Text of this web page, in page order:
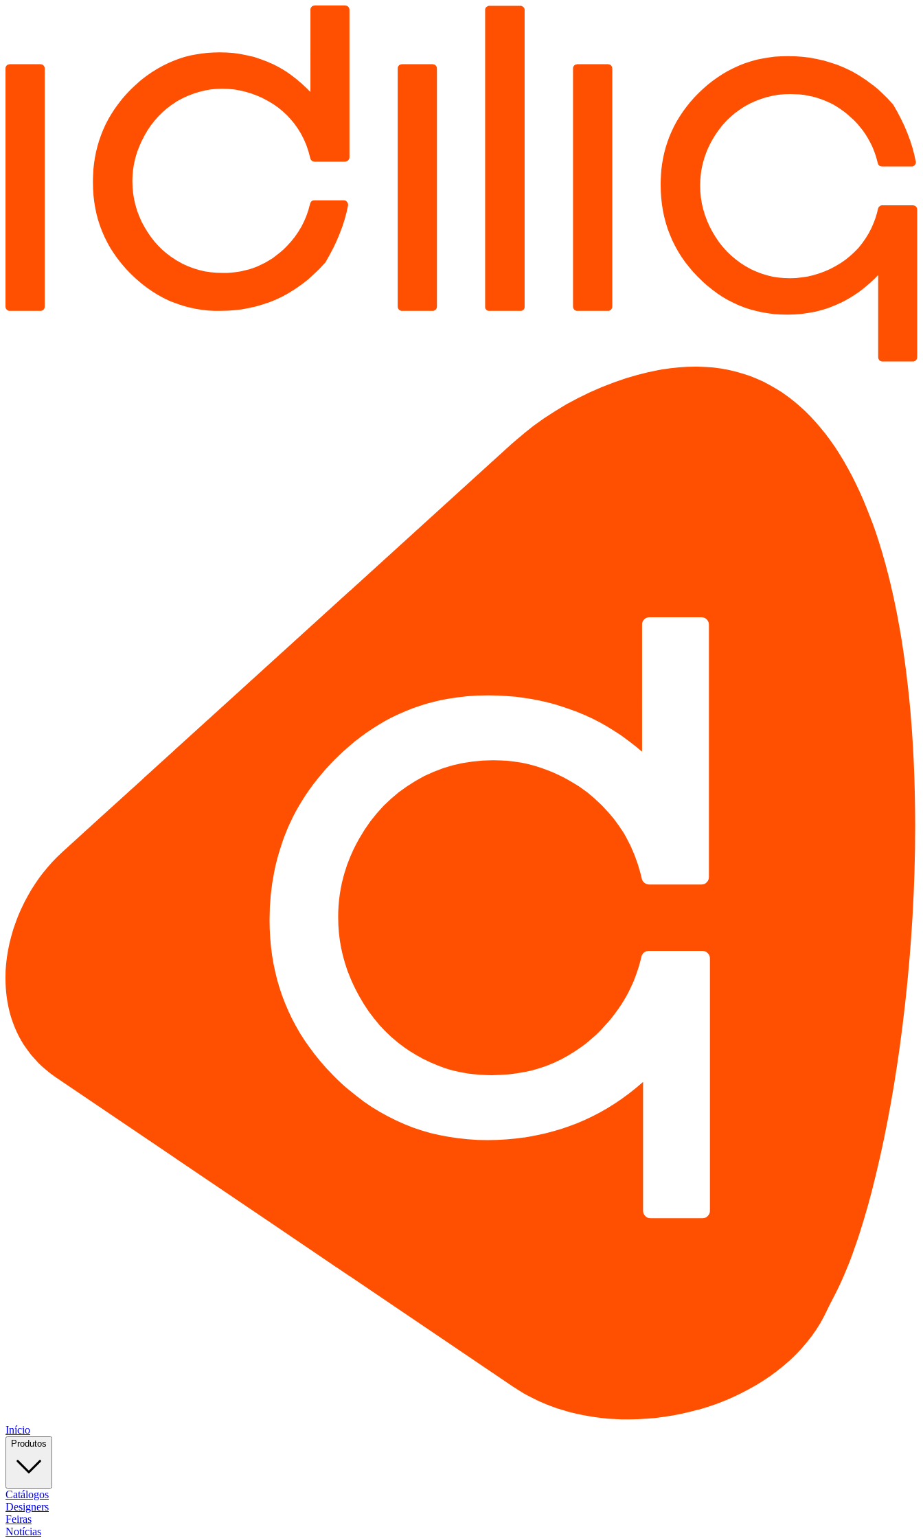
Início
Produtos
Catálogos
Designers
Feiras
Notícias